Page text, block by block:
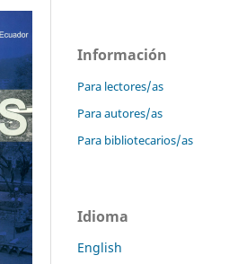
Información
Para lectores/as
Para autores/as
Para bibliotecarios/as
Idioma
English